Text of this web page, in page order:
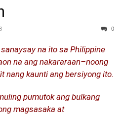
0
na ito sa Philippine
na ang nakararaan–noong
nang kaunti ang bersiyong ito.
pumutok ang bulkang
magsasaka at